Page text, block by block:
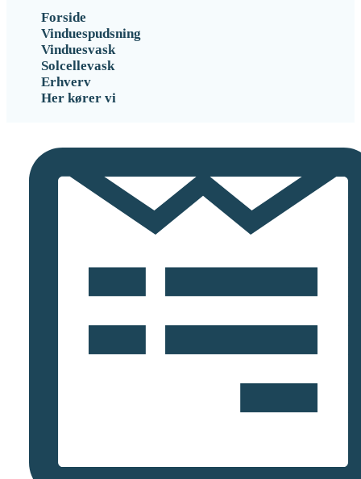
Forside
Vinduespudsning
Vinduesvask
Solcellevask
Erhverv
Her kører vi